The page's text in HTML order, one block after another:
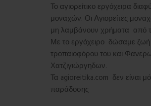
Το αγιορείτικο εργόχειρα
μοναχών. Οι Αγιορείτες
μη λαμβάνουν χρήματα από
Με το εργόχειρο δώσαμε ζωή
τροπαιοφόρου του και
Χατζιγιώργηδων.
Τα agioreitika.com δεν είναι
παράδοσης